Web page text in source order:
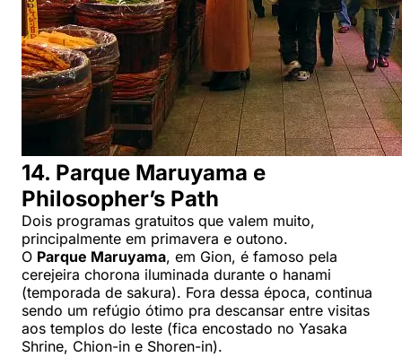
14. Parque Maruyama e
Philosopher’s Path
Dois programas gratuitos que valem muito,
principalmente em primavera e outono.
O Parque Maruyama, em Gion, é famoso pela
cerejeira chorona iluminada durante o hanami
(temporada de sakura). Fora dessa época, continua
sendo um refúgio ótimo pra descansar entre visitas
aos templos do leste (fica encostado no Yasaka
Shrine, Chion-in e Shoren-in).